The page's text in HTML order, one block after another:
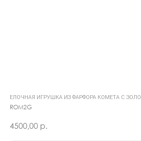
ЕЛОЧНАЯ ИГРУШКА ИЗ ФАРФОРА КОМЕТА С
ROM2G
4500,00 р.